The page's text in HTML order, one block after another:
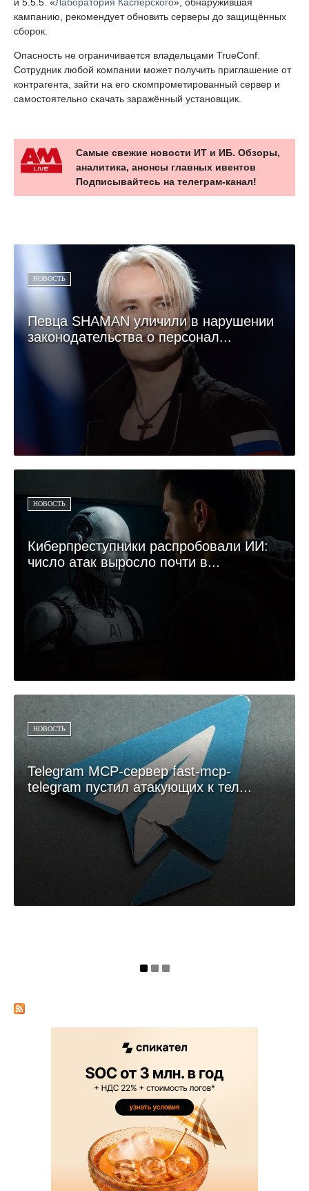
кампанию, рекомендует обновить серверы до защищённых
сборок.
Опасность не ограничивается владельцами TrueConf.
Сотрудник любой компании может получить приглашение от
контрагента, зайти на его скомпрометированный сервер и
самостоятельно скачать заражённый установщик.
Самые свежие новости ИТ и ИБ. Обзоры,
аналитика, анонсы главных ивентов
Подписывайтесь на телеграм-канал!
НОВОСТЬ
Певца SHAMAN уличили в нарушении
законодательства о персонал...
НОВОСТЬ
Киберпреступники распробовали ИИ:
число атак выросло почти в...
НОВОСТЬ
Telegram MCP-сервер fast-mcp-
telegram пустил атакующих к тел...